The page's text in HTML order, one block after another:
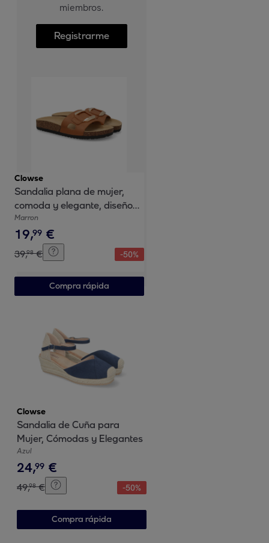
miembros.
Registrarme
Clowse
Sandalia plana de mujer,
comoda y elegante, diseño
moderno con material bio
Marron
19,99 €
39,98 € -50%
Compra rápida
Clowse
Sandalia de Cuña para
Mujer, Cómodas y Elegantes
Azul
24,99 €
49,98 € -50%
Compra rápida